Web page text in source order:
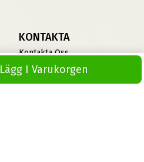
Lägg I Varukorgen
KONTAKTA
Kontakta Oss
Vinterdäck